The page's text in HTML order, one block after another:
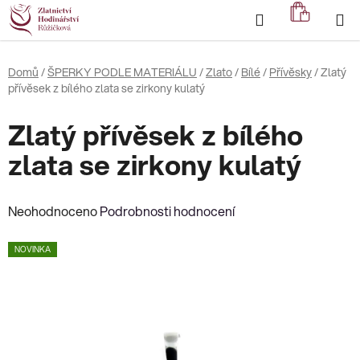
Přejít
na
obsah
Hledat
KOŠÍK
Domů /ŠPERKY PODLE MATERIÁLU /Zlato/ Bílé/ Přívěsky/Zlatý
přívěsek z bílého zlata se zirkony kulatý
Zlatý přívěsek z bílého
zlata se zirkony kulatý
Průměrné
produktu
NeohodnocenoPodrobnosti hodnocení
NOVINKA